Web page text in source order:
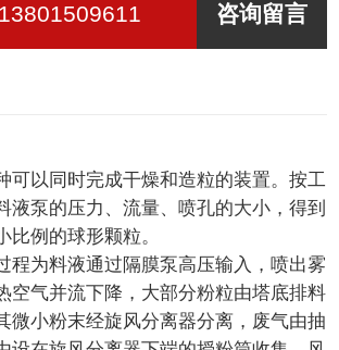
13801509611 咨询留言
以同时完成干燥和造粒的装置。按工
液泵的压力、流量、喷孔的大小，得到
比例的球形颗粒。
为料液通过隔膜泵高压输入，喷出雾
空气并流下降，大部分粉粒由塔底排料
微小粉末经旋风分离器分离，废气由抽